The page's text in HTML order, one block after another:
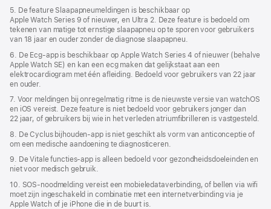
5. De feature Slaapapneumeldingen is beschikbaar op
Apple Watch Series 9 of nieuwer, en Ultra 2. Deze feature is bedoeld om
tekenen van matige tot ernstige slaapapneu op te sporen voor gebruikers
van 18 jaar en ouder zonder de diagnose slaapapneu.
6. De Ecg-app is beschikbaar op Apple Watch Series 4 of nieuwer (behalve
Apple Watch SE) en kan een ecg maken dat gelijkstaat aan een
elektrocardiogram met één afleiding. Bedoeld voor gebruikers van 22 jaar
en ouder.
7. Voor meldingen bij onregelmatig ritme is de nieuwste versie van watchOS
en iOS vereist. Deze feature is niet bedoeld voor gebruikers jonger dan
22 jaar, of gebruikers bij wie in het verleden atriumfibrilleren is vastgesteld.
8. De Cyclus bijhouden‑app is niet geschikt als vorm van anticonceptie of
om een medische aandoening te diagnosticeren.
9. De Vitale functies-app is alleen bedoeld voor gezondheidsdoeleinden en
niet voor medisch gebruik.
10. SOS-noodmelding vereist een mobieledataverbinding, of bellen via wifi
moet zijn ingeschakeld in combinatie met een internetverbinding via je
Apple Watch of je iPhone die in de buurt is.